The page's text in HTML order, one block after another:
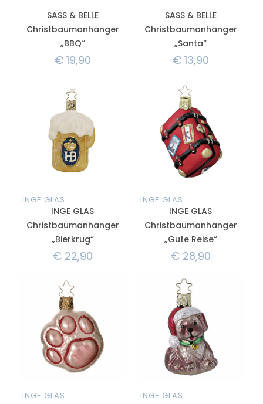
SASS & BELLE
Christbaumanhänger
„BBQ“
€19,90
SASS & BELLE
Christbaumanhänger
„Santa“
€13,90
INGE GLAS
INGE GLAS
Christbaumanhänger
„Bierkrug“
€22,90
INGE GLAS
INGE GLAS
Christbaumanhänger
„Gute Reise“
€28,90
INGE GLAS INGE GLAS